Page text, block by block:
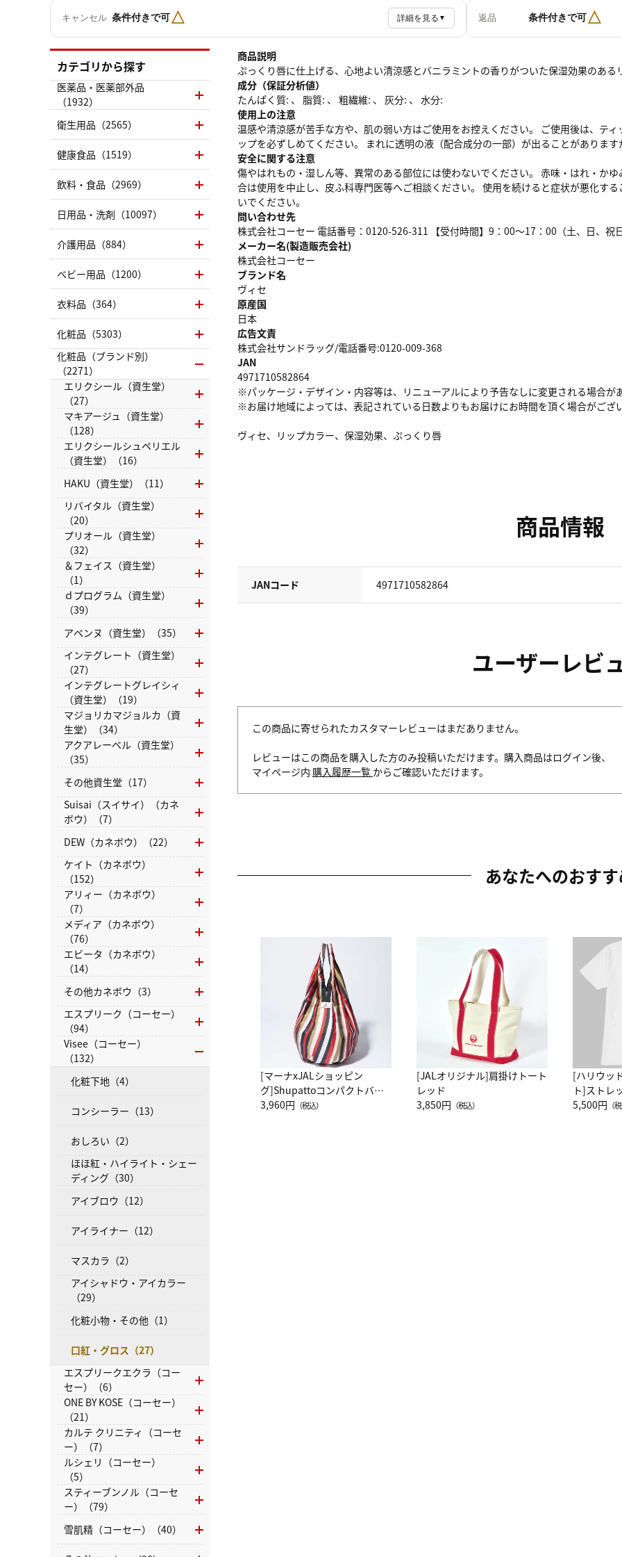
キャンセル 条件付きで可△ 詳細を見る ▼ 返品 条件付きで可△
商品説明
ぷっくり唇に仕上げる、心地よい清涼感とバニラミントの香りがついた保湿効果のある
成分（保証分析値）
たんぱく質: 、 脂質: 、 粗繊維: 、 灰分: 、 水分:
使用上の注意
温感や清涼感が苦手な方や、肌の弱い方はご使用をお控えください。 ご使用後は、テ
ップを必ずしめてください。 まれに透明の液（配合成分の一部）が出ることがありま
安全に関する注意
傷やはれもの・湿しん等、異常のある部位には使わないでください。 赤味・はれ・か
合は使用を中止し、皮ふ科専門医等へご相談ください。 使用を続けると症状が悪化す
いでください。
問い合わせ先
株式会社コーセー 電話番号：0120-526-311 【受付時間】9：00～17：00（土、日、祝
メーカー名(製造販売会社)
株式会社コーセー
ブランド名
ヴィセ
原産国
日本
広告文責
株式会社サンドラッグ/電話番号:0120-009-368
JAN
4971710582864
※パッケージ・デザイン・内容等は、リニューアルにより予告なしに変更される場合が
※お届け地域によっては、表記されている日数よりもお届けにお時間を頂く場合がござ
ヴィセ、リップカラー、保湿効果、ぷっくり唇
商品情報
JANコード 4971710582864
ユーザーレビ
この商品に寄せられたカスタマーレビューはまだありません。
レビューはこの商品を購入した方のみ投稿いただけます。購入商品はログイン後、
マイページ内 購入履歴一覧 からご確認いただけます。
あなたへのおす
[マーナxJALショッピン
グ]Shupattoコンパクトバッ
グ Drop JAL客室乗務員
3,960円 （税込）
[JALオリジナル]肩掛けトート
レッド
3,850円 （税込）
[ハリウッ
ト]ストレ
ーネック
5,500円 （
カテゴリから探す
医薬品・医薬部外品
（1932）
衛生用品（2565）
健康食品（1519）
飲料・食品（2969）
日用品・洗剤（10097）
介護用品（884）
ベビー用品（1200）
衣料品（364）
化粧品（5303）
化粧品（ブランド別）
（2271）
エリクシール（資生堂）
（27）
マキアージュ（資生堂）
（128）
エリクシールシュペリエル
（資生堂）（16）
HAKU（資生堂）（11）
リバイタル（資生堂）
（20）
プリオール（資生堂）
（32）
＆フェイス（資生堂）
（1）
ｄプログラム（資生堂）
（39）
アベンヌ（資生堂）（35）
インテグレート（資生堂）
（27）
インテグレートグレイシィ
（資生堂）（19）
マジョリカマジョルカ（資
生堂）（34）
アクアレーベル（資生堂）
（35）
その他資生堂（17）
Suisai（スイサイ）（カネ
ボウ）（7）
DEW（カネボウ）（22）
ケイト（カネボウ）
（152）
アリィー（カネボウ）
（7）
メディア（カネボウ）
（76）
エビータ（カネボウ）
（14）
その他カネボウ（3）
エスプリーク（コーセー）
（94）
Visee（コーセー）
（132）
化粧下地（4）
コンシーラー（13）
おしろい（2）
ほほ紅・ハイライト・シェー
ディング（30）
アイブロウ（12）
アイライナー（12）
マスカラ（2）
アイシャドウ・アイカラー
（29）
化粧小物・その他（1）
口紅・グロス（27）
エスプリークエクラ（コー
セー）（6）
ONE BY KOSE（コーセー）
（21）
カルテ クリニティ（コーセ
ー）（7）
ルシェリ（コーセー）
（5）
スティーブンノル（コーセ
ー）（79）
雪肌精（コーセー）（40）